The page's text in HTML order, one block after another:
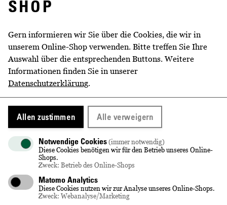
SHOP
Gern informieren wir Sie über die Cookies, die wir in
unserem Online-Shop verwenden. Bitte treffen Sie Ihre
Auswahl über die entsprechenden Buttons. Weitere
Informationen finden Sie in unserer
Datenschutzerklärung.
Allen zustimmen Alle verweigern
Notwendige Cookies (immer notwendig)
Diese Cookies benötigen wir für den Betrieb unseres Online-
Shops.
Zweck: Betrieb des Online-Shops
Matomo Analytics
Diese Cookies nutzen wir zur Analyse unseres Online-Shops.
Zweck: Webanalyse/Marketing
WEITERE INFORMATIONEN
Volumen 0,75 l
Rebsorte
Jahrgang 2023
Lage Radebeuler Paradies
Qualitätsstufe Deutscher Prädikatswein Kabinett
Geschmack fruchtsüß
Alkoholgehalt 11,5 % vol